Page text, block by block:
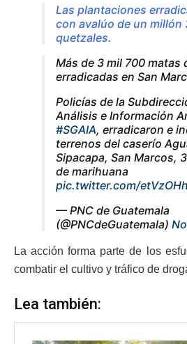
Las plantaciones
con avalúo de un millón
quetzales.
Más de 3 mil 700 matas
erradicadas en San
Policías de la
Análisis e Información
#SGAIA, erradicaron e
terrenos del caserío
Sipacapa, San Marcos,
de marihuana
pic.twitter.com/
— PNC de Guatemala
(@PNCdeGuatemala)
La acción forma parte de los
combatir el cultivo y tráfico de
Lea también: